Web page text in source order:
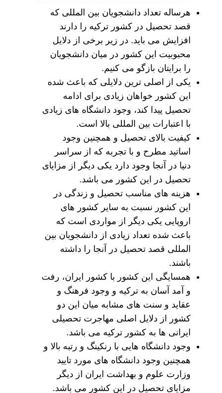
هرساله تعداد دانشجویان بین المللی که
قصد تحصیل در کشور ترکیه را دارند
افزایش می باید. در زیر برخی از دلایل
محبوبیت این کشور در میان دانشجویان
را برایتان بازگو می کنیم.
یکی از اصلی ترین دلایلی که باعث شده
این کشور خواهان زیادی برای ادامه
تحصیل پیدا کند، وجود دانشگاه های زیادی
با اعتبارات بین المللی بالا است.
کیفیت بالای تحصیل و همچنین وجود
اساتید مطرح و با تجربه که از سراسر
دنیا در آنجا وجود دارد یکی دیگر از مزایای
تحصیل در این کشور می باشد.
هزینه های مناسب تحصیل و زندگی در
این کشور نسبت به سایر کشور های
اروپایی یکی دیگر از مواردی است که
باعث شده تعداد زیادی از دانشجویان بین
المللی قصد تحصیل در آنجا را داشته
باشند.
همسایگی این کشور با کشور ایران، رفت
و آمد آسان به ترکیه و وجود فرهنگ و
عقاید و سنت های مشابه میان این دو
کشور از دلایل اصلی مهاجرت تحصیلی
ایرانی ها به کشور ترکیه می باشد.
وجود دانشگاه هایی با رنکینگ و رتبه بالا و
همچنین وجود دانشگاه های مورد تایید
وزارت علوم و بهداشت ایران از دیگر
مزایای تحصیل در این کشور می باشد.